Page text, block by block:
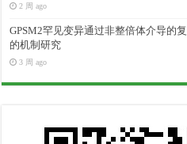
2 周 ago
GPSM2罕见变异通过非整倍体介导的
的机制研究
3 周 ago